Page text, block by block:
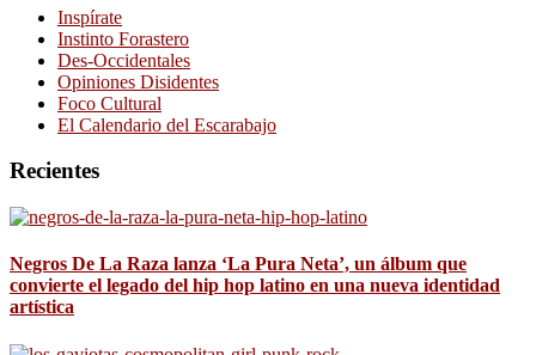
Inspírate
Instinto Forastero
Des-Occidentales
Opiniones Disidentes
Foco Cultural
El Calendario del Escarabajo
Recientes
Negros De La Raza lanza ‘La Pura Neta’, un álbum que
convierte el legado del hip hop latino en una nueva identidad
artística